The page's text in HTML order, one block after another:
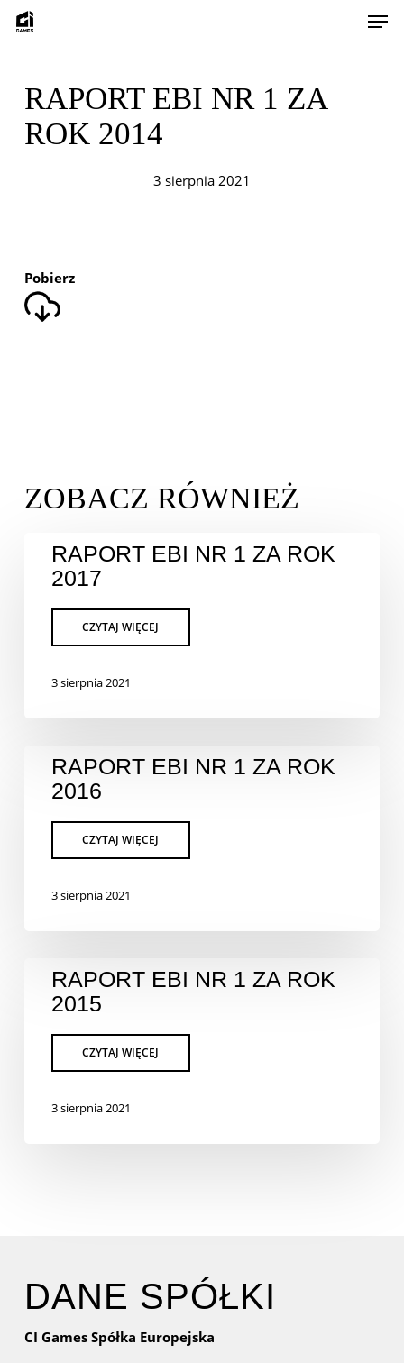
Skip
RAPORT EBI NR 1 ZA
ROK 2014
3 sierpnia 2021
Pobierz
RAPORT EBI NR 1 ZA ROK
2017
3 sierpnia 2021
RAPORT EBI NR 1 ZA ROK
2016
3 sierpnia 2021
RAPORT EBI NR 1 ZA ROK
2015
3 sierpnia 2021
DANE SPÓŁKI
CI Games Spółka Europejska